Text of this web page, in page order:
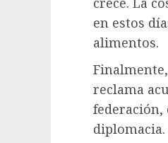
en estos
alimentos.
reclama
federación,
diplomacia.